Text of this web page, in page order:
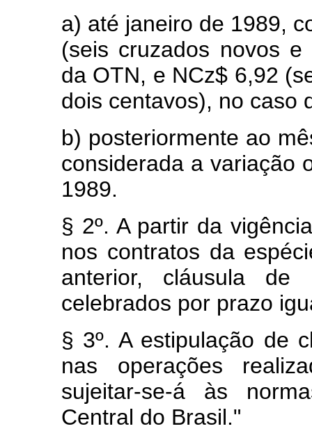
a) até janeiro de 1989,
(seis cruzados novos
da OTN, e NCz$ 6,92
dois centavos), no caso
b) posteriormente ao
considerada a variação
1989.
§ 2º. A partir da
nos contratos da
anterior, cláusula de
celebrados por prazo
§ 3º. A estipulação de
nas operações
sujeitar-se-á às
Central do Brasil."